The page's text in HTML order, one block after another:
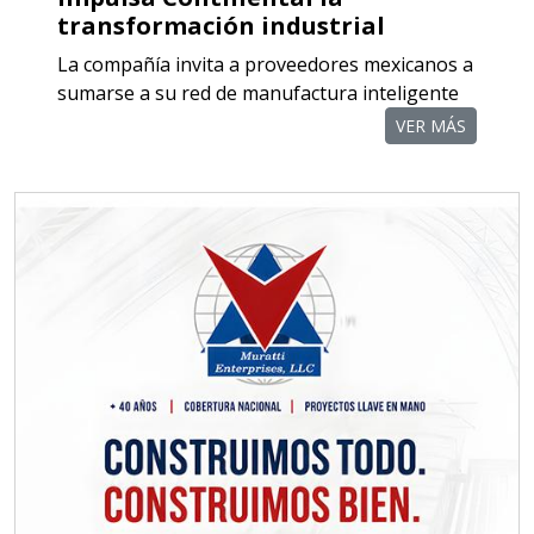
Empresa en Querétaro
Requiere:
COMPONENTES PARA
Especificaciones:
crédito acordes a las políticas del
grupo, contar con instalaciones
cercanas a la región y otorgar
referencias comerciales.
Aplicar al Requerimiento
Empresa en Querétaro
transformación industrial
La compañía invita a proveedores mexicanos a
sumarse a su red de manufactura inteligente
VER MÁS